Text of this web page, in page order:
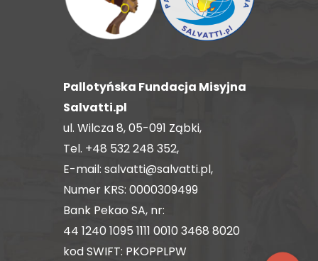
Pallotyńska Fundacja Misyjna
Salvatti.pl
ul. Wilcza 8, 05-091 Ząbki,
Tel. +48 532 248 352,
E-mail: salvatti@salvatti.pl,
Numer KRS: 0000309499
Bank Pekao SA, nr:
44 1240 1095 1111 0010 3468 8020
kod SWIFT: PKOPPLPW